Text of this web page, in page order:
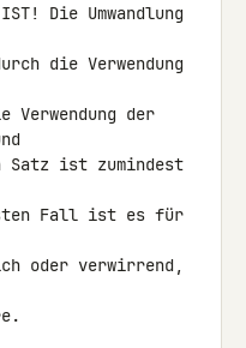
Die Umwandlung
die Verwendung
der
ist zumindest
Fall ist es für
oder verwirrend,